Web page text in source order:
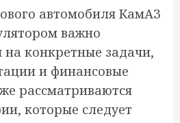
автомобиля КамАЗ
важно
на конкретные задачи,
и финансовые
рассматриваются
которые следует